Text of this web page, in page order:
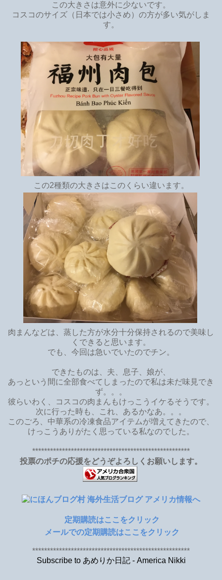
この大きさは意外に少ないです。
コスコのサイズ（日本では小さめ）の方が多い気がしま
す。
この2種類の大きさはこのくらい違います。
肉まんなどは、蒸した方が水分十分保持されるので美味し
くできると思います。
でも、今回は急いでいたのでチン。
できたものは、夫、息子、娘が、
あっという間に全部食べてしまったので私は未だ味見でき
ず。。。
彼らいわく、コスコの肉まんもけっこうイケるそうです。
次に行った時も、これ、あるかなあ。。。
このごろ、中華系の冷凍食品アイテムが増えてきたので、
けっこうありがたく思っている私なのでした。
*****************************************************
投票のポチの応援をどうぞよろしくお願いします。
定期購読はここをクリック
メールでの定期購読はここをクリック
*****************************************************
Subscribe to あめりか日記 - America Nikki